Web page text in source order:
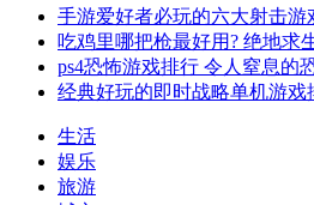
手游爱好者必玩的六大射击游
吃鸡里哪把枪最好用? 绝地求
ps4恐怖游戏排行 令人窒息的
经典好玩的即时战略单机游戏
生活
娱乐
旅游